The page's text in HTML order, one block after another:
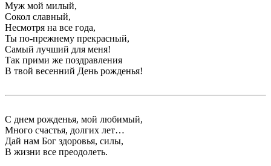
Муж мой милый,
Сокол славный,
Несмотря на все года,
Ты по-прежнему прекрасный,
Самый лучший для меня!
Так прими же поздравления
В твой весенний День рожденья!
С днем рожденья, мой любимый,
Много счастья, долгих лет…
Дай нам Бог здоровья, силы,
В жизни все преодолеть.